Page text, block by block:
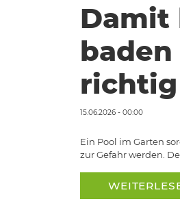
Damit
baden
15.06.2026 - 00:00
Ein Pool im Garten
zur Gefahr werden.